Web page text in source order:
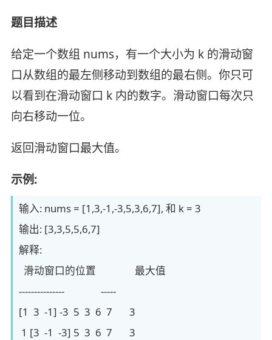
题目描述
给定一个数组 nums，有一个大小为 k 的滑动窗
口从数组的最左侧移动到数组的最右侧。你只可
以看到在滑动窗口 k 内的数字。滑动窗口每次只
向右移动一位。
返回滑动窗口最大值。
示例:
输入: nums = [1,3,-1,-3,5,3,6,7], 和 k = 3
输出: [3,3,5,5,6,7]
解释:
滑动窗口的位置 最大值
--------------- -----
[1 3 -1] -3 5 3 6 7 3
1 [3 -1 -3] 5 3 6 7 3